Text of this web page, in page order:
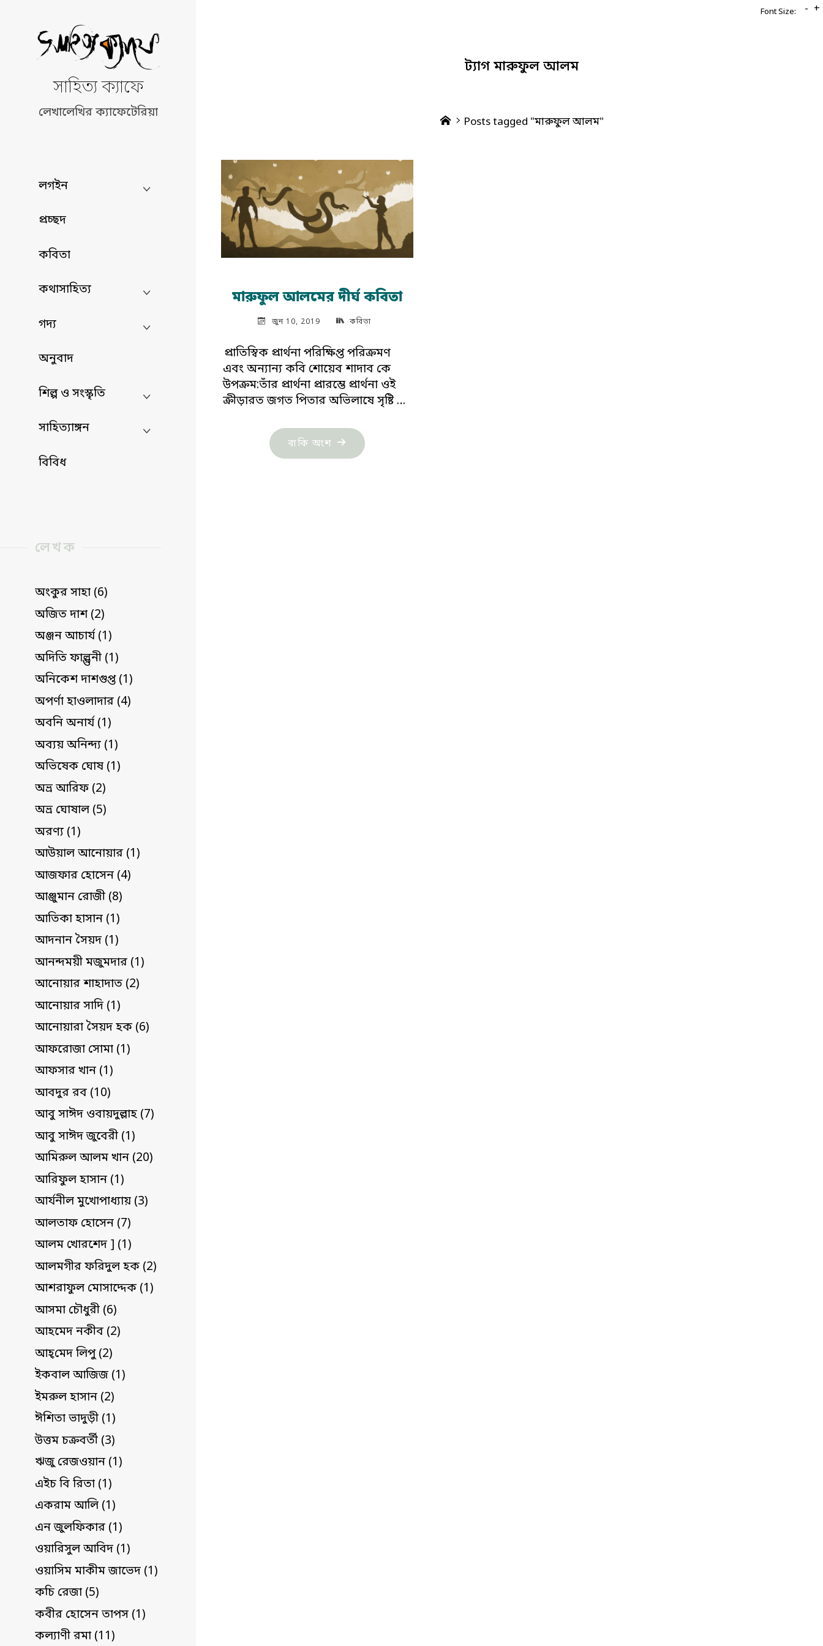
content
সাহিত্য ক্যাফে
লেখালেখির ক্যাফেটেরিয়া
লগইন
প্রচ্ছদ
কবিতা
কথাসাহিত্য
গদ্য
অনুবাদ
শিল্প ও সংস্কৃতি
সাহিত্যাঙ্গন
বিবিধ
লেখক
অংকুর সাহা (6)
অজিত দাশ (2)
অঞ্জন আচার্য (1)
অদিতি ফাল্গুনী (1)
অনিকেশ দাশগুপ্ত (1)
অপর্ণা হাওলাদার (4)
অবনি অনার্য (1)
অব্যয় অনিন্দ্য (1)
অভিষেক ঘোষ (1)
অভ্র আরিফ (2)
অভ্র ঘোষাল (5)
অরণ্য (1)
আউয়াল আনোয়ার (1)
আজফার হোসেন (4)
আঞ্জুমান রোজী (8)
আতিকা হাসান (1)
আদনান সৈয়দ (1)
আনন্দময়ী মজুমদার (1)
আনোয়ার শাহাদাত (2)
আনোয়ার সাদি (1)
আনোয়ারা সৈয়দ হক (6)
আফরোজা সোমা (1)
আফসার খান (1)
আবদুর রব (10)
আবু সাঈদ ওবায়দুল্লাহ (7)
আবু সাঈদ জুবেরী (1)
আমিরুল আলম খান (20)
আরিফুল হাসান (1)
আর্যনীল মুখোপাধ্যায় (3)
আলতাফ হোসেন (7)
আলম খোরশেদ ] (1)
আলমগীর ফরিদুল হক (2)
আশরাফুল মোসাদ্দেক (1)
আসমা চৌধুরী (6)
আহমেদ নকীব (2)
আহ্‌মেদ লিপু (2)
ইকবাল আজিজ (1)
ইমরুল হাসান (2)
ঈশিতা ভাদুড়ী (1)
উত্তম চক্রবর্তী (3)
ঋজু রেজওয়ান (1)
এইচ বি রিতা (1)
একরাম আলি (1)
এন জুলফিকার (1)
ওয়ারিসুল আবিদ (1)
ওয়াসিম মাকীম জাভেদ (1)
কচি রেজা (5)
কবীর হোসেন তাপস (1)
কল্যাণী রমা (11)
ট্যাগমারুফুল আলম
HomePosts tagged "মারুফুল আলম"
মারুফুল আলমের দীর্ঘ কবিতা
জুন 10, 2019 কবিতা
প্রাতিস্বিক প্রার্থনা পরিক্ষিপ্ত পরিক্রমণ
এবং অন্যান্য কবি শোয়েব শাদাব কে
উপক্রম:তাঁর প্রার্থনা প্রারম্ভে প্রার্থনা ওই
ক্রীড়ারত জগত পিতার অভিলাষে সৃষ্টি …
বাকি অংশ "মারুফুল
আলমের
Font Size: - +